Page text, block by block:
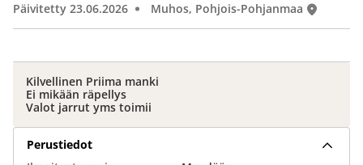
Päivitetty 23.06.2026 Muhos, Pohjois-Pohjanmaa
Kilvellinen Priima manki
Ei mikään räpellys
Valot jarrut yms toimii
Perustiedot